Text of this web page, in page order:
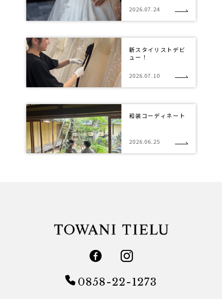
2026.07.24
新スタイリストデビ
ュー！
2026.07.10
和装コーディネート
2026.06.25
0858-22-1273